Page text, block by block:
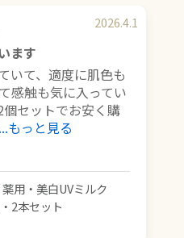
2026.4.1
ます
いて、適度に肌色も
感触も気に入ってい
個セットでお安く購
...もっと見る
用・美白UVミルク
2本セット